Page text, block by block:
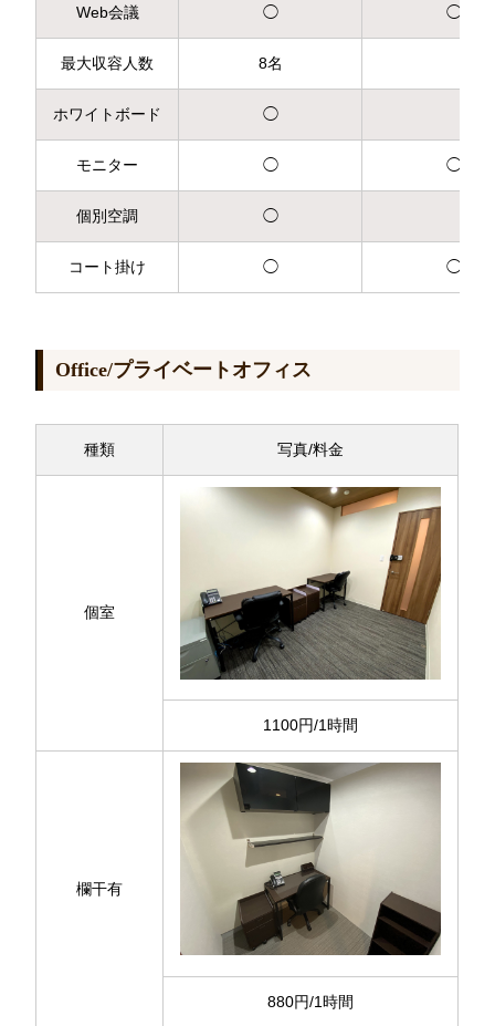
Web会議 ◯ ◯
最大収容人数 8名
ホワイトボード ◯
モニター ◯ ◯
個別空調 ◯
コート掛け ◯ ◯
Office/プライベートオフィス
種類 写真/料金
個室
1100円/1時間
欄干有
880円/1時間